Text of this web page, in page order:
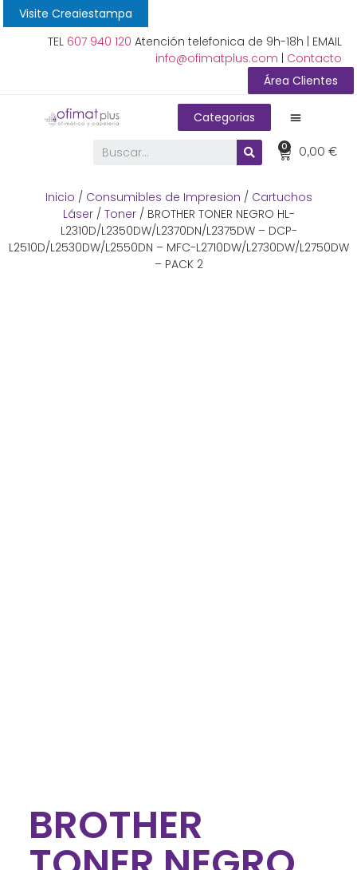
Visite Creaiestampa
TEL 607 940 120 Atención telefonica de 9h-18h | EMAIL
info@ofimatplus.com
Contacto
Área Clientes
Categorias
0,00€
0
Inicio / Consumibles de Impresion / Cartuchos
Láser/ Toner/ BROTHER TONER NEGRO HL-
L2310D/L2350DW/L2370DN/L2375DW – DCP-
L2510D/L2530DW/L2550DN – MFC-L2710DW/L2730DW/L2750DW
– PACK 2
BROTHER